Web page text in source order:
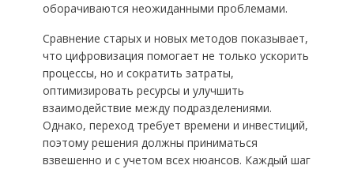
оборачиваются неожиданными проблемами.
Сравнение старых и новых методов показывает,
что цифровизация помогает не только ускорить
процессы, но и сократить затраты,
оптимизировать ресурсы и улучшить
взаимодействие между подразделениями.
Однако, переход требует времени и инвестиций,
поэтому решения должны приниматься
взвешенно и с учетом всех нюансов. Каждый шаг